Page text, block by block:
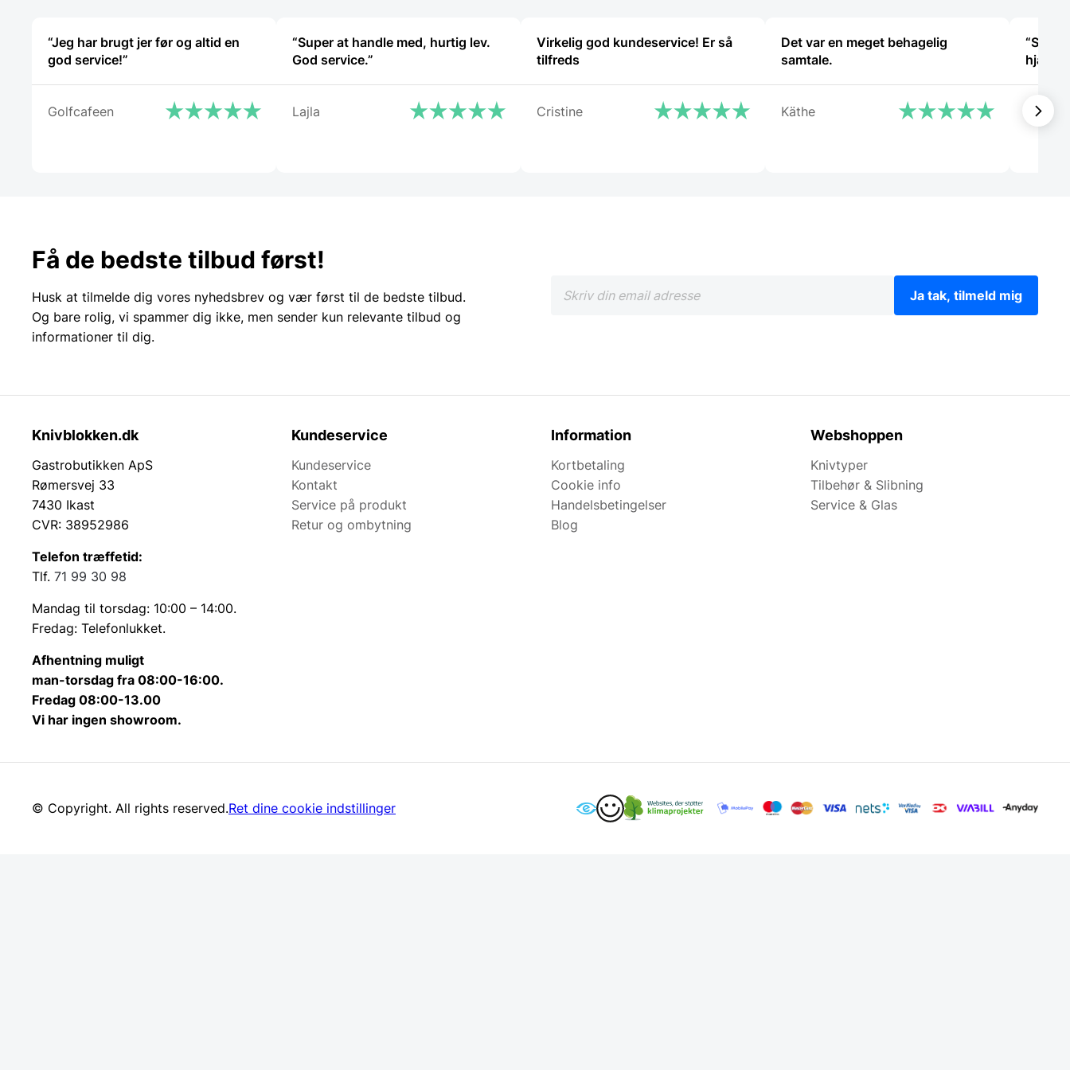
“Jeg har brugt jer før og altid en
god service!”
Golfcafeen
“Super at handle med, hurtig lev.
God service.”
Lajla
Virkelig god kundeservice! Er så
tilfreds
Cristine
Det var en meget behagelig
samtale.
Käthe
“Sød
Få de bedste tilbud først!
Husk at tilmelde dig vores nyhedsbrev og vær først til de bedste tilbud.
Og bare rolig, vi spammer dig ikke, men sender kun relevante tilbud og
informationer til dig.
Ja tak, tilmeld mig
Knivblokken.dk
Gastrobutikken ApS
Rømersvej 33
7430 Ikast
CVR: 38952986
Telefon træffetid:
Tlf. 71 99 30 98
Mandag til torsdag: 10:00 – 14:00.
Fredag: Telefonlukket.
Afhentning muligt
man-torsdag fra 08:00-16:00.
Fredag 08:00-13.00
Vi har ingen showroom.
Kundeservice
Kundeservice
Kontakt
Service på produkt
Retur og ombytning
Information
Kortbetaling
Cookie info
Handelsbetingelser
Blog
Webshoppen
Knivtyper
Tilbehør & Slibning
Service & Glas
© Copyright. All rights reserved.Ret dine cookie indstillinger